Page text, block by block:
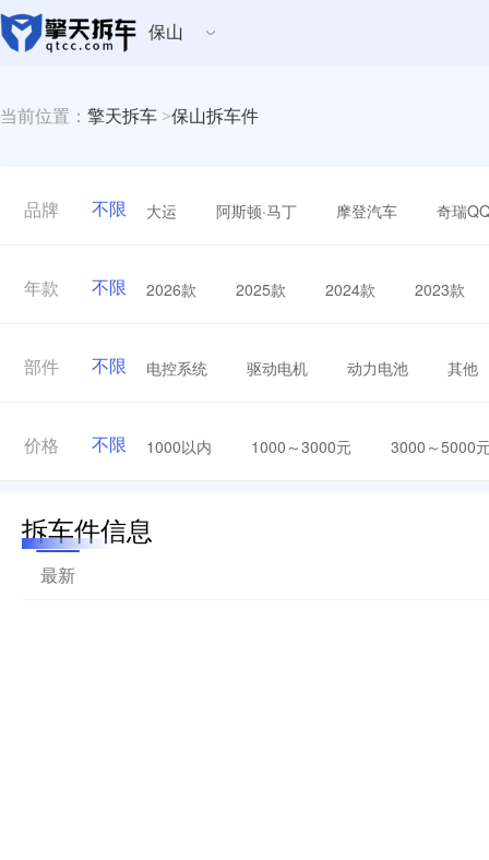
保山
当前位置： 擎天拆车 >保山拆车件
品牌 不限 大运 阿斯顿·马丁 摩登汽车 奇瑞
年款 不限 2026款 2025款 2024款 2023款
部件 不限 电控系统 驱动电机 动力电池 其他
价格 不限 1000以内 1000～3000元 3000～5000
拆车件信息
最新